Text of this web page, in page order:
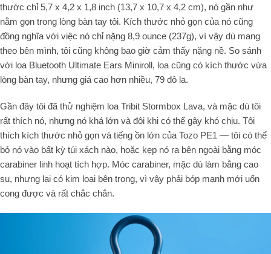
thước chỉ 5,7 x 4,2 x 1,8 inch (13,7 x 10,7 x 4,2 cm), nó gần như
nằm gọn trong lòng bàn tay tôi. Kích thước nhỏ gọn của nó cũng
đồng nghĩa với việc nó chỉ nặng 8,9 ounce (237g), vì vậy dù mang
theo bên mình, tôi cũng không bao giờ cảm thấy nặng nề. So sánh
với loa Bluetooth Ultimate Ears Miniroll, loa cũng có kích thước vừa
lòng bàn tay, nhưng giá cao hơn nhiều, 79 đô la.
Gần đây tôi đã thử nghiệm loa Tribit Stormbox Lava, và mặc dù tôi
rất thích nó, nhưng nó khá lớn và đôi khi có thể gây khó chịu. Tôi
thích kích thước nhỏ gọn và tiếng ồn lớn của Tozo PE1 — tôi có thể
bỏ nó vào bất kỳ túi xách nào, hoặc kẹp nó ra bên ngoài bằng móc
carabiner linh hoạt tích hợp. Móc carabiner, mặc dù làm bằng cao
su, nhưng lại có kim loại bên trong, vì vậy phải bóp mạnh mới uốn
cong được và rất chắc chắn.